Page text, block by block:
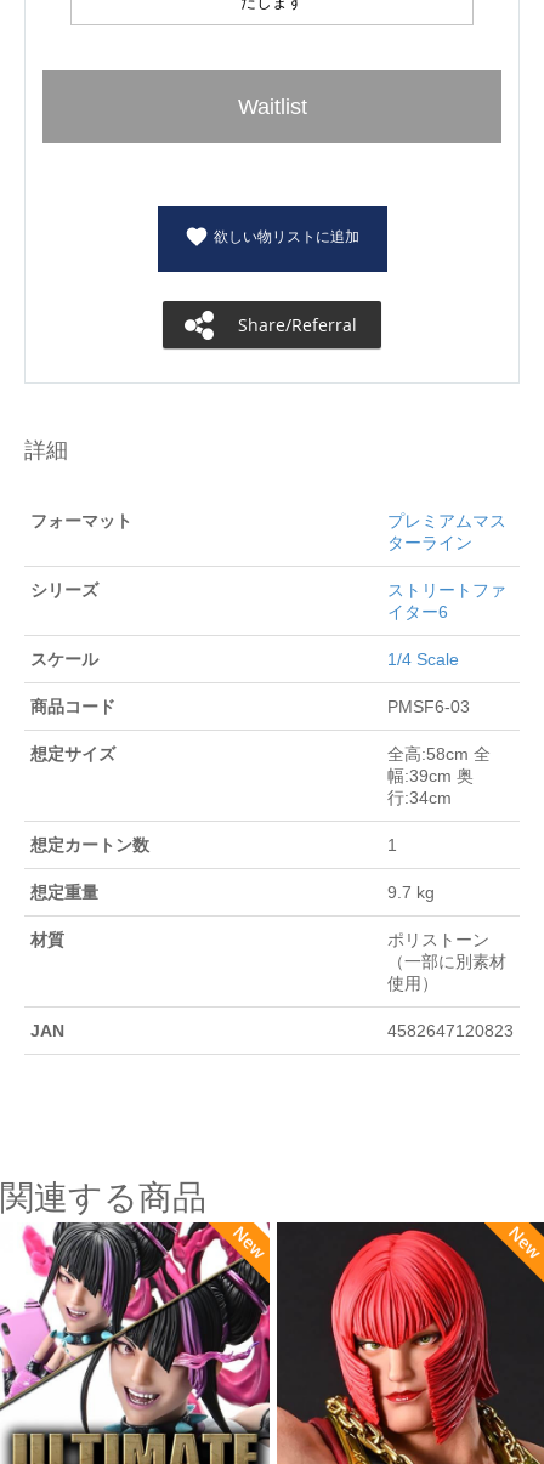
Waitlist
欲しい物リストに追加
Share/Referral
詳細
フォーマット
プレミアムマス
ターライン
シリーズ
ストリートファ
イター6
スケール 1/4 Scale
商品コード PMSF6-03
想定サイズ
全高:58cm 全
幅:39cm 奥
行:34cm
想定カートン数 1
想定重量 9.7 kg
材質
ポリストーン
（一部に別素材
使用）
JAN 4582647120823
関連する商品